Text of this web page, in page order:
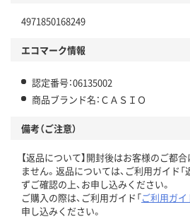
4971850168249
エコマーク情報
認定番号：06135002
商品ブランド名：ＣＡＳＩＯ
備考（ご注意）
【返品について】開封後はお客様のご都
ません。返品については、ご利用ガイド「
ずご確認の上、お申し込みください。
ご購入の際は、ご利用ガイド「ご利用ガイ
申し込みください。